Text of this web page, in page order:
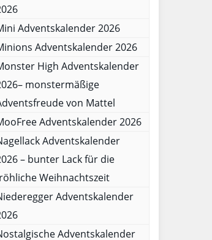
Adventskalender 2026
Adventskalender 2026
High Adventskalender
monstermäßige
von Mattel
Adventskalender 2026
Adventskalender
– bunter Lack für die
Weihnachtszeit
Adventskalender
Adventskalender